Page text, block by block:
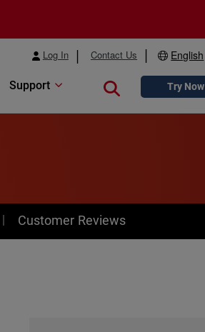
Log In Contact Us English
Support Close searchTry Now
Customer Reviews